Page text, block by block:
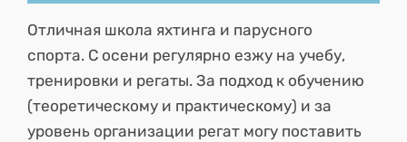
Отличная школа яхтинга и парусного
спорта. С осени регулярно езжу на учебу,
тренировки и регаты. За подход к обучению
(теоретическому и практическому) и за
уровень организации регат могу поставить